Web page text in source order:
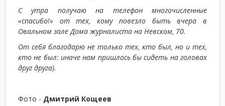
С утра получаю на телефон многочисленные
«спасибо!» от тех, кому повезло быть вчера в
Овальном зале Дома журналиста на Невском, 70.
От себя благодарю не только тех, кто был, но и тех,
кто не был: иначе нам пришлось бы сидеть на головах
друг друга).
Фото - Дмитрий Кощеев